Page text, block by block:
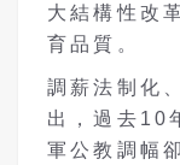
大結構性改
育品質。
調薪法制化
出，過去10
軍公教調幅